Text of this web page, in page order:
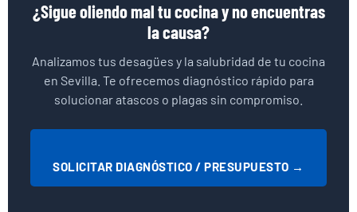
¿Sigue oliendo mal tu cocina y no encuentras
la causa?
Analizamos tus desagües y la salubridad de tu cocina
en Sevilla. Te ofrecemos diagnóstico rápido para
solucionar atascos o plagas sin compromiso.
SOLICITAR DIAGNÓSTICO / PRESUPUESTO →